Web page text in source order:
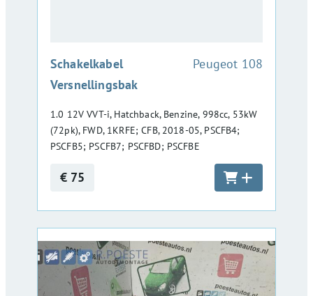
Schakelkabel
Versnellingsbak
:Peugeot 108
1.0 12V VVT-i, Hatchback, Benzine, 998cc, 53kW
(72pk), FWD, 1KRFE; CFB, 2018-05, PSCFB4;
PSCFB5; PSCFB7; PSCFBD; PSCFBE
€ 75